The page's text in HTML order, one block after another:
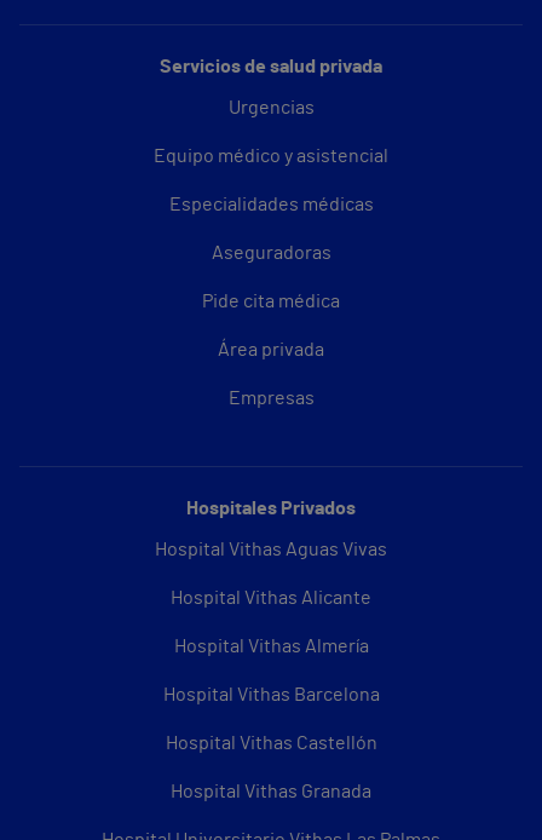
Servicios de salud privada
Urgencias
Equipo médico y asistencial
Especialidades médicas
Aseguradoras
Pide cita médica
Área privada
Empresas
Hospitales Privados
Hospital Vithas Aguas Vivas
Hospital Vithas Alicante
Hospital Vithas Almería
Hospital Vithas Barcelona
Hospital Vithas Castellón
Hospital Vithas Granada